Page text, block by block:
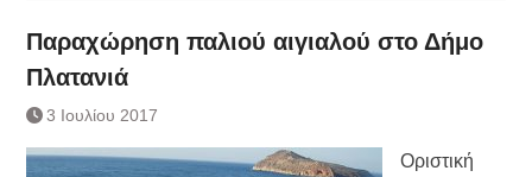
Παραχώρηση παλιού αιγιαλού στο Δήμο
Πλατανιά
3 Ιουλίου 2017
Οριστική